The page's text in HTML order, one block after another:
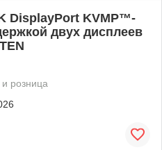
DisplayPort KVMP™-
двух дисплеев
розница